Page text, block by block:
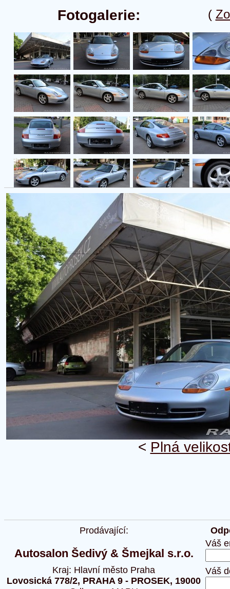
(
Fotogalerie:
< Plná
Prodávající:
Autosalon Šedivý & Šmejkal s.r.o.
Kraj: Hlavní město Praha
Lovosická 778/2, PRAHA 9 - PROSEK, 19000
Váš
Váš